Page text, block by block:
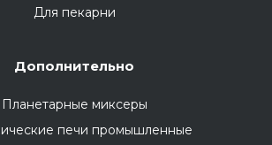
Для пекарни
Дополнительно
Планетарные миксеры
печи промышленные